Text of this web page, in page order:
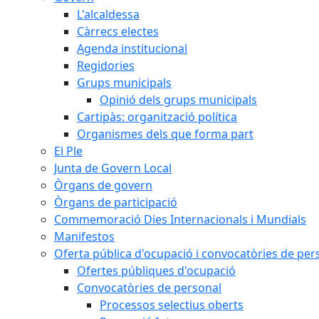
L'alcaldessa
Càrrecs electes
Agenda institucional
Regidories
Grups municipals
Opinió dels grups municipals
Cartipàs: organització política
Organismes dels que forma part
El Ple
Junta de Govern Local
Òrgans de govern
Òrgans de participació
Commemoració Dies Internacionals i Mundials
Manifestos
Oferta pública d'ocupació i convocatòries de
Ofertes públiques d'ocupació
Convocatòries de personal
Processos selectius oberts